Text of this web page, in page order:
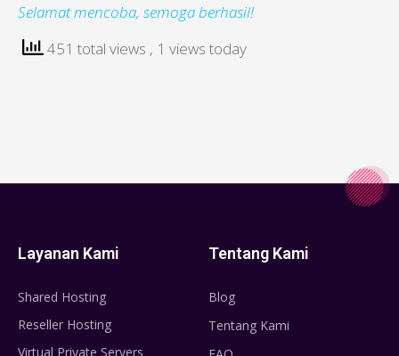
Selamat mencoba, semoga berhasil!
451 total views , 1 views today
Layanan Kami
Shared Hosting
Reseller Hosting
Virtual Private Servers
Tentang Kami
Blog
Tentang Kami